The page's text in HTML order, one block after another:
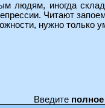
людям, иногда
Читают
нужно только
Введите полное